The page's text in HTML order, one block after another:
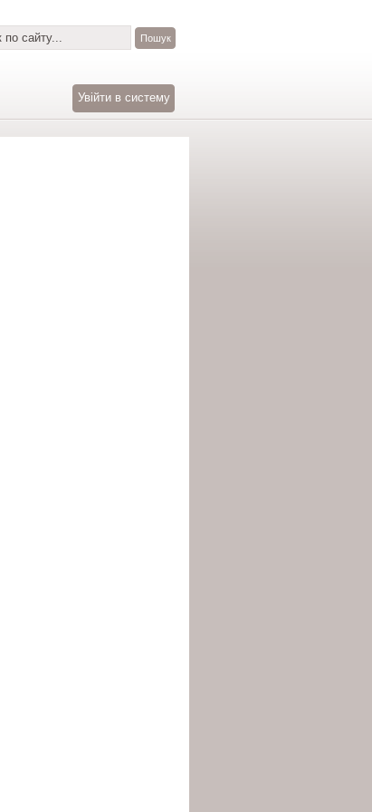
Увійти в систему